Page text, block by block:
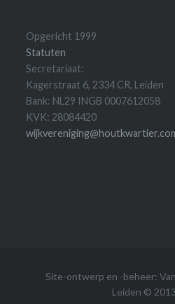
Opgericht 1999
Statuten
Secretariaat:
Kagerstraat 6, 2334 CR, Leiden
Bank: NL29 INGB 0007612058
KVK: 28084420
Site-ontwerp en -beheer:
Leiden ©